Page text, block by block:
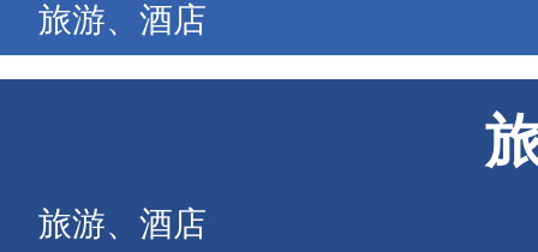
旅游、酒店
旅游、酒店